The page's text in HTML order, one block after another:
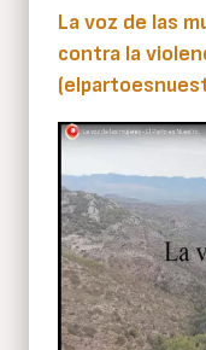
La voz de las
contra la